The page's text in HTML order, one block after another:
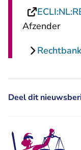
Afzender
Deel dit